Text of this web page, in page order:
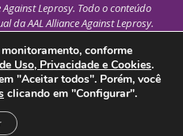
Leprosy. Todo o conteúdo
da AAL Alliance Against Leprosy.
distribuição ou replicação, sem
estritamente proibido. Solicitar
do e-mail aal@aal.org.br.
conforme
Uso, Privacidade e Cookies.
"Aceitar todos". Porém, você
clicando em "Configurar".